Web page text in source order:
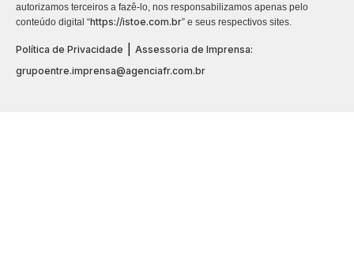
autorizamos terceiros a fazê-lo, nos responsabilizamos apenas pelo
conteúdo digital “https://istoe.com.br” e seus respectivos sites.
Política de Privacidade
Assessoria de Imprensa:
grupoentre.imprensa@agenciafr.com.br